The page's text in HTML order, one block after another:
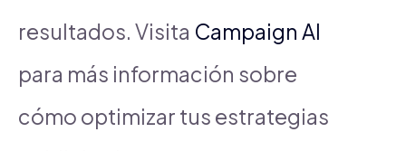
resultados. Visita Campaign AI
para más información sobre
cómo optimizar tus estrategias